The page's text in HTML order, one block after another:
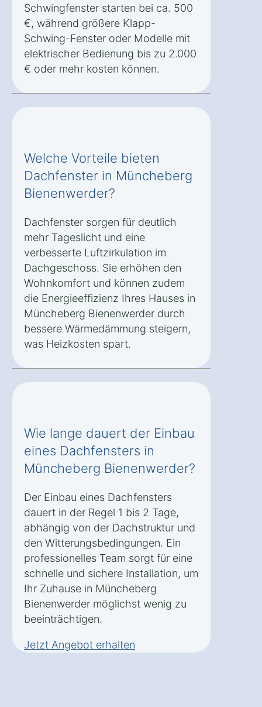
Schwingfenster starten bei ca. 500
€, während größere Klapp-
Schwing-Fenster oder Modelle mit
elektrischer Bedienung bis zu 2.000
€ oder mehr kosten können.
Welche Vorteile bieten
Dachfenster in Müncheberg
Bienenwerder?
Dachfenster sorgen für deutlich
mehr Tageslicht und eine
verbesserte Luftzirkulation im
Dachgeschoss. Sie erhöhen den
Wohnkomfort und können zudem
die Energieeffizienz Ihres Hauses in
Müncheberg Bienenwerder durch
bessere Wärmedämmung steigern,
was Heizkosten spart.
Wie lange dauert der Einbau
eines Dachfensters in
Müncheberg Bienenwerder?
Der Einbau eines Dachfensters
dauert in der Regel 1 bis 2 Tage,
abhängig von der Dachstruktur und
den Witterungsbedingungen. Ein
professionelles Team sorgt für eine
schnelle und sichere Installation, um
Ihr Zuhause in Müncheberg
Bienenwerder möglichst wenig zu
beeinträchtigen.
Jetzt Angebot erhalten